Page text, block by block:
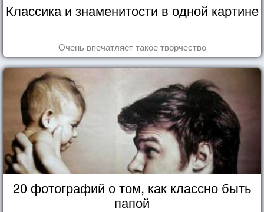
Классика и знаменитости в одной картине
Очень впечатляет такое творчество
20 фотографий о том, как классно быть
папой